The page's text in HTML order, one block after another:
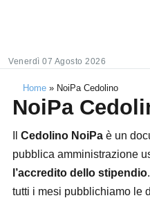
Venerdì 07 Agosto 2026
Home » NoiPa Cedolino
NoiPa
Cedolino NoiPa è un
pubblica amministrazione
l’accredito dello stipendio
tutti i mesi pubblichiamo le